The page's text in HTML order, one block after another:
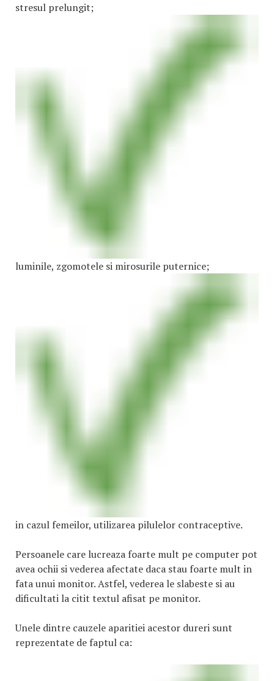
stresul prelungit;
luminile, zgomotele si mirosurile puternice;
in cazul femeilor, utilizarea pilulelor contraceptive.
Persoanele care lucreaza foarte mult pe computer pot
avea ochii si vederea afectate daca stau foarte mult in
fata unui monitor. Astfel, vederea le slabeste si au
dificultati la citit textul afisat pe monitor.
Unele dintre cauzele aparitiei acestor dureri sunt
reprezentate de faptul ca: